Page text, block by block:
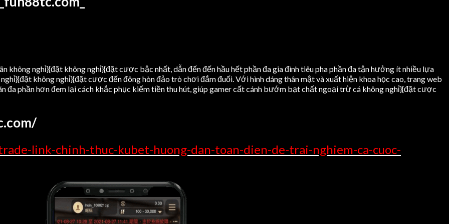
nghỉ}{đặt không nghỉ}{đặt cược bậc nhất, dẫn đến đến hầu hết phần đa gia đình tiêu pha phần đa tận hưởng ít nhiều lựa
không nghỉ}{đặt cược đến đông hòn đảo trò chơi đắm đuối. Với hình dáng thân mật và xuất hiện khoa học cao, trang web
đa phần hơn đem lại cách khắc phục kiếm tiền thu hút, giúp gamer cất cánh bướm bạt chất ngoại trừ cá không nghỉ}{đặt cược
link-chinh-thuc-kubet-huong-dan-toan-dien-de-trai-nghiem-ca-cuoc-